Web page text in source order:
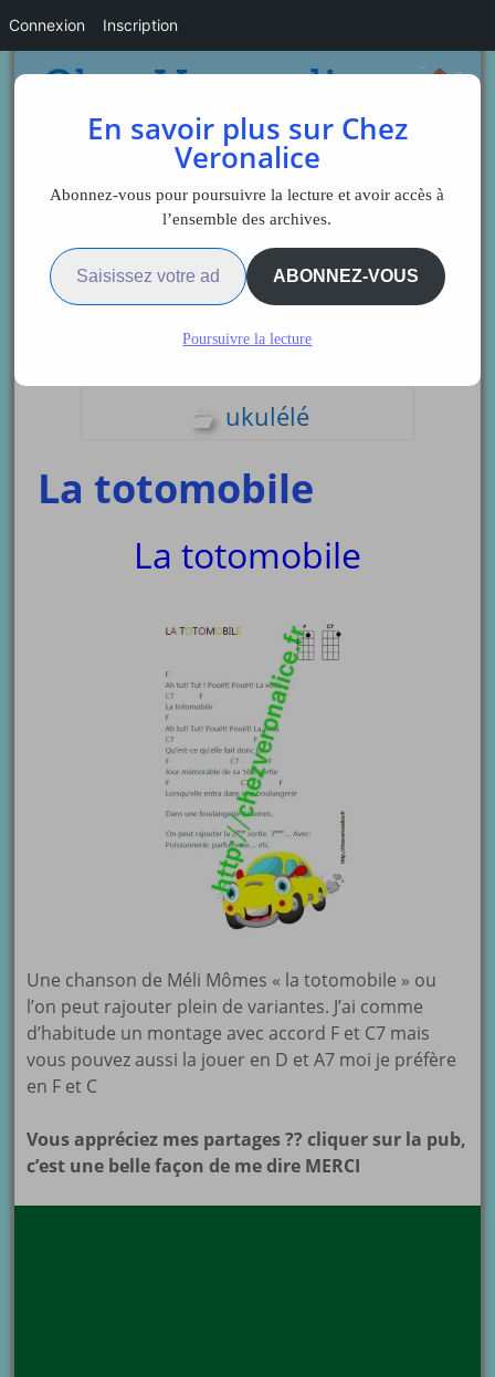
Sidebar
ukulélé
La totomobile
La totomobile
Une chanson de Méli Mômes « la totomobile » ou
l’on peut rajouter plein de variantes. J’ai comme
d’habitude un montage avec accord F et C7 mais
vous pouvez aussi la jouer en D et A7 moi je préfère
en F et C
Vous appréciez mes partages ?? cliquer sur la pub,
c’est une belle façon de me dire MERCI
En savoir plus sur Chez
Veronalice
Abonnez-vous pour poursuivre la lecture et avoir accès à
l’ensemble des archives.
Saisissez votre adresse e-mail…
ABONNEZ-VOUS
Poursuivre la lecture
Connexion Inscription